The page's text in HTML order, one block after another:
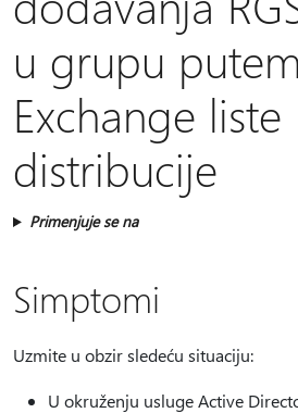
u grupu putem
Exchange liste
distribucije
Primenjuje se na
Simptomi
Uzmite u obzir sledeću situaciju:
U okruženju usluge Active